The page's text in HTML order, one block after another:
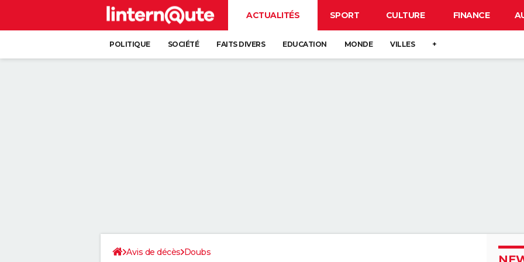
ACTUALITÉS SPORT CULTURE FINANCE
POLITIQUE SOCIÉTÉ FAITS DIVERS EDUCATION MONDE VILLES +
Avis de décès Doubs